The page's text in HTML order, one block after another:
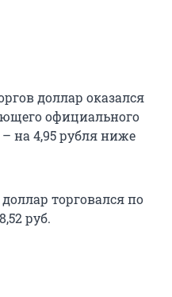
доллар оказался
официального
на 4,95 рубля ниже
торговался по
руб.